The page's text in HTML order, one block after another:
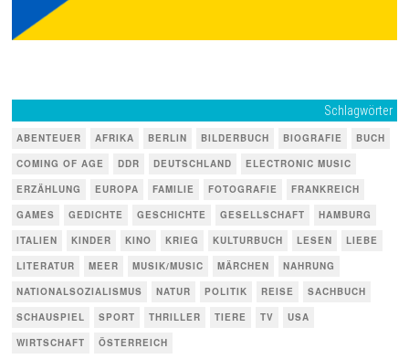
Schlagwörter
ABENTEUER AFRIKA BERLIN BILDERBUCH BIOGRAFIE
BUCH
COMING OF AGE
DDR DEUTSCHLAND
ELECTRONIC MUSIC
ERZÄHLUNG
EUROPA FAMILIE FOTOGRAFIE
FRANKREICH
GAMES
GEDICHTE GESCHICHTE GESELLSCHAFT
HAMBURG
ITALIEN
KINDER KINO KRIEG KULTURBUCH LESEN
LIEBE
LITERATUR
MEER MUSIK/MUSIC MÄRCHEN
NAHRUNG
NATIONALSOZIALISMUS
NATUR POLITIK REISE
SACHBUCH
SCHAUSPIEL
SPORT THRILLER TIERE TV
USA
WIRTSCHAFT
ÖSTERREICH